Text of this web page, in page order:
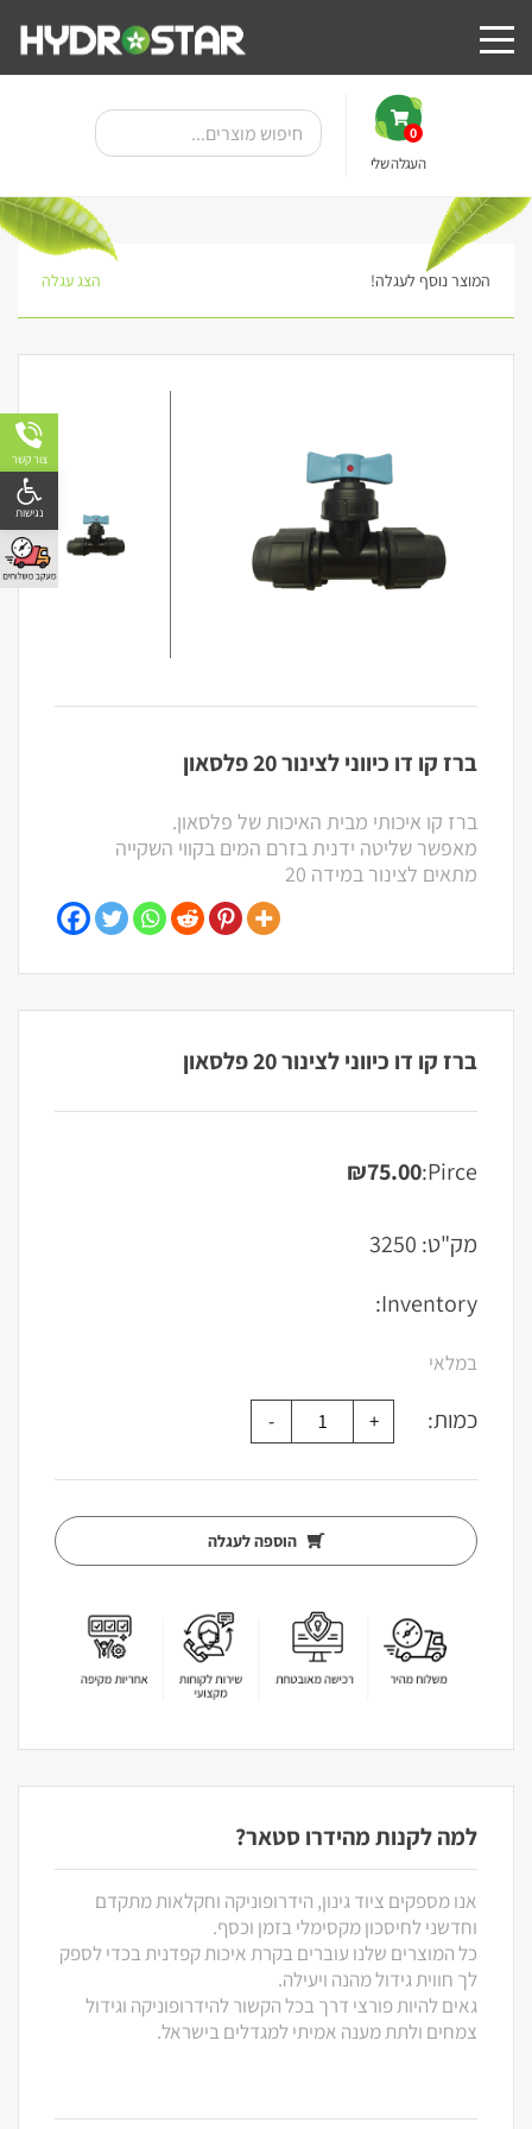
0
העגלה שלי
המוצר נוסף לעגלה! הצג עגלה
ברז קו דו כיווני לצינור 20 פלסאון
ברז קו איכותי מבית האיכות של פלסאון.
מאפשר שליטה ידנית בזרם המים בקווי השקייה
מתאים לצינור במידה 20
ברז קו דו כיווני לצינור 20 פלסאון
Pirce:
₪75.00
מק"ט: 3250
Inventory:
במלאי
כמות:
הוספה לעגלה
למה לקנות מהידרו סטאר?
אנו מספקים ציוד גינון, הידרופוניקה וחקלאות מתקדם
וחדשני לחיסכון מקסימלי בזמן וכסף.
כל המוצרים שלנו עוברים בקרת איכות קפדנית בכדי לספק
לך חווית גידול מהנה ויעילה.
גאים להיות פורצי דרך בכל הקשור להידרופוניקה וגידול
צמחים ולתת מענה אמיתי למגדלים בישראל.
צור קשר